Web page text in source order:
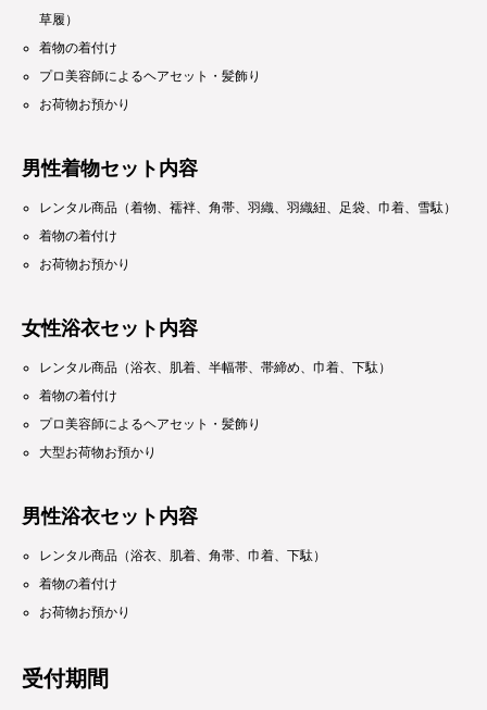
草履）
着物の着付け
プロ美容師によるヘアセット・髪飾り
お荷物お預かり
男性着物セット内容
レンタル商品（着物、襦袢、角帯、羽織、羽織紐、足袋、巾着、雪駄）
着物の着付け
お荷物お預かり
女性浴衣セット内容
レンタル商品（浴衣、肌着、半幅帯、帯締め、巾着、下駄）
着物の着付け
プロ美容師によるヘアセット・髪飾り
大型お荷物お預かり
男性浴衣セット内容
レンタル商品（浴衣、肌着、角帯、巾着、下駄）
着物の着付け
お荷物お預かり
受付期間